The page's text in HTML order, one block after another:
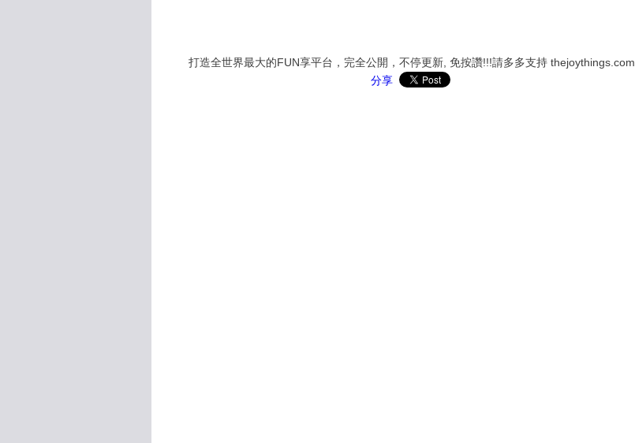
打造全世界最大的FUN享平台，完全公開，不停更新, 免按讚!!!請多多支持 thejoythings.com
分享